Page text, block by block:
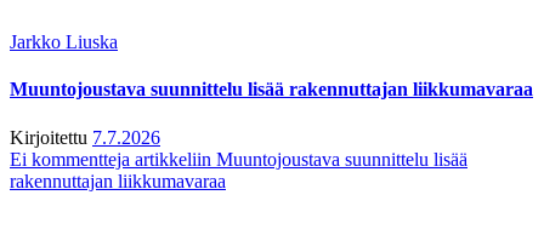
Jarkko Liuska
Muuntojoustava suunnittelu lisää rakennuttajan liikkumavaraa
Kirjoitettu 7.7.2026
Ei kommentteja artikkeliin Muuntojoustava suunnittelu lisää
rakennuttajan liikkumavaraa